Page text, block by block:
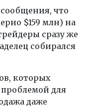
сообщения, что
$159 млн) на
сразу же
собирался
которых
для
даже